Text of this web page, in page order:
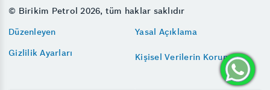
© Birikim Petrol 2026, tüm haklar saklıdır
Düzenleyen
Yasal Açıklama
Gizlilik Ayarları
Kişisel Verilerin Korunması